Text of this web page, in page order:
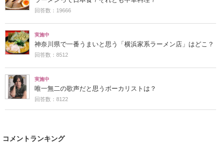
回答数：19666
実施中
神奈川県で一番うまいと思う「横浜家系ラーメン店」はどこ？
回答数：8512
実施中
唯一無二の歌声だと思うボーカリストは？
回答数：8122
コメントランキング